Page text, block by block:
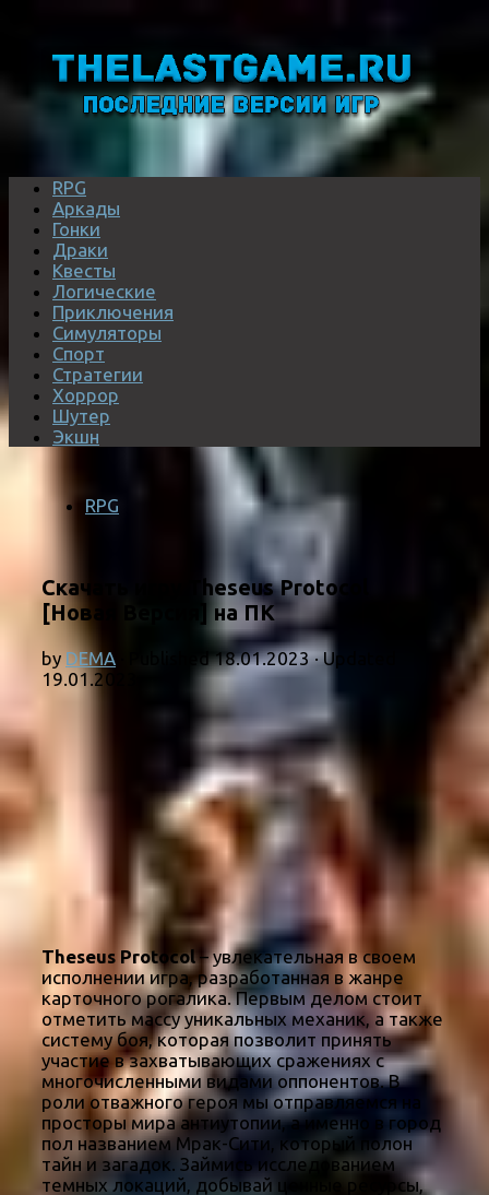
RPG
Аркады
Гонки
Драки
Квесты
Логические
Приключения
Симуляторы
Спорт
Стратегии
Хоррор
Шутер
Экшн
RPG
Скачать игру Theseus Protocol
[Новая Версия] на ПК
by DEMA · Published18.01.2023· Updated
19.01.2023
Theseus Protocol– увлекательная в своем
исполнении игра, разработанная в жанре
карточного рогалика. Первым делом стоит
отметить массу уникальных механик, а также
систему боя, которая позволит принять
участие в захватывающих сражениях с
многочисленными видами оппонентов. В
роли отважного героя мы отправляемся на
просторы мира антиутопии, а именно в город
пол названием Мрак-Сити, который полон
тайн и загадок. Займись исследованием
темных локаций, добывай ценные ресурсы,